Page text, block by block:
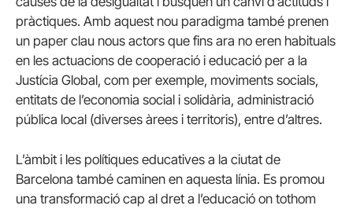
pràctiques. Amb aquest nou paradigma també prenen
un paper clau nous actors que fins ara no eren habituals
en les actuacions de cooperació i educació per a la
Justícia Global, com per exemple, moviments socials,
entitats de l’economia social i solidària, administració
pública local (diverses àrees i territoris), entre d’altres.
L’àmbit i les polítiques educatives a la ciutat de
Barcelona també caminen en aquesta línia. Es promou
una transformació cap al dret a l’educació on tothom